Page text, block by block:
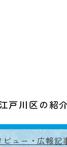
戸川区の紹
ビュー・広報記